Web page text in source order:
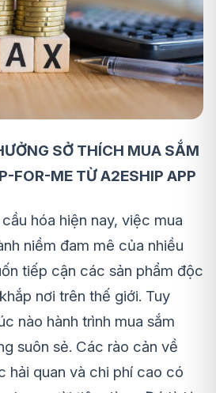
SỞ THÍCH MUA SẮM
FOR-ME TỪ A2ESHIP APP
hóa hiện nay, việc mua
niềm đam mê của nhiều
tiếp cận các sản phẩm độc
nơi trên thế giới. Tuy
nào hành trình mua sắm
suôn sẻ. Các rào cản về
hải quan và chi phí cao có